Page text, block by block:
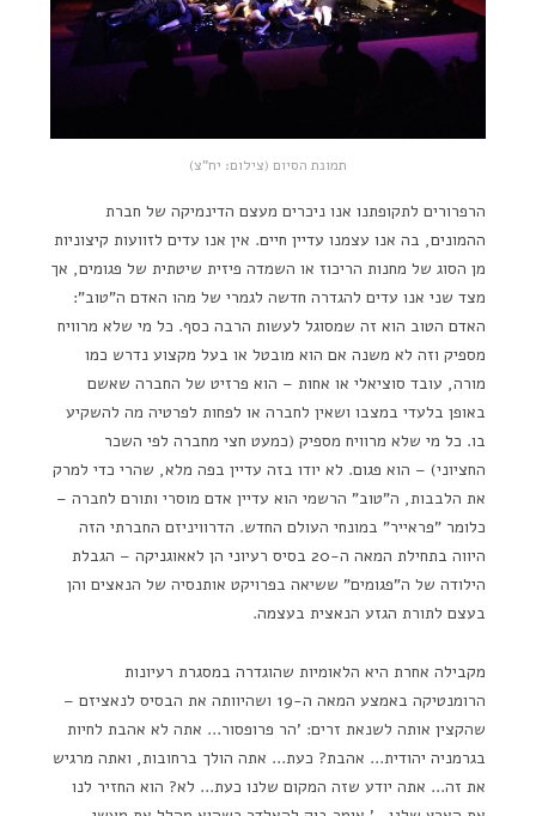
תמונת הסיום (צילום: יח"צ)
הרפרורים לתקופתנו אנו ניכרים מעצם הדינמיקה של חברת
ההמונים, בה אנו עצמנו עדיין חיים. אין אנו עדים לזוועות קיצוניות
מן הסוג של מחנות הריכוז או השמדה פיזית שיטתית של פגומים, אך
מצד שני אנו עדים להגדרה חדשה לגמרי של מהו האדם ה"טוב":
האדם הטוב הוא זה שמסוגל לעשות הרבה כסף. כל מי שלא מרוויח
מספיק וזה לא משנה אם הוא מובטל או בעל מקצוע נדרש כמו
מורה, עובד סוציאלי או אחות – הוא פרזיט של החברה שאשם
באופן בלעדי במצבו ושאין לחברה או לפחות לפרטיה מה להשקיע
בו. כל מי שלא מרוויח מספיק (כמעט חצי מחברה לפי השכר
החציוני) – הוא פגום. לא יודו בזה עדיין בפה מלא, שהרי כדי למרק
את הלבבות, ה"טוב" הרשמי הוא עדיין אדם מוסרי ותורם לחברה –
כלומר "פראייר" במונחי העולם החדש. הדרוויניזם החברתי הזה
היווה בתחילת המאה ה-20 בסיס רעיוני הן לאאוגניקה – הגבלת
הילודה של ה"פגומים" ששיאה בפרויקט אותנסיה של הנאצים והן
בעצם לתורת הגזע הנאצית בעצמה.
מקבילה אחרת היא הלאומיות שהוגדרה במסגרת רעיונות
הרומנטיקה באמצע המאה ה-19 ושהיוותה את הבסיס לנאציזם –
שהקצין אותה לשנאת זרים: 'הר פרופסור… אתה לא אהבת לחיות
בגרמניה יהודית… אהבת? כעת… אתה הולך ברחובות, ואתה מרגיש
את זה… אתה יודע שזה המקום שלנו כעת… לא? הוא החזיר לנו